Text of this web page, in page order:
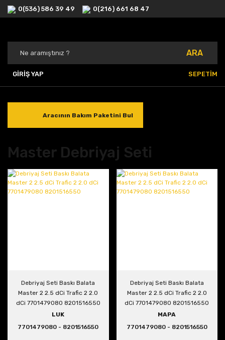
0(536) 586 39 49 0(216) 661 68 47
ARA
GİRİŞ YAP SEPETİM
Aracının Bakım Paketini Bul
Master Debriyaj Seti
Debriyaj Seti Baskı Balata
Master 2 2.5 dCi Trafic 2 2.0
dCi 7701479080 8201516550
LUK
7701479080 - 8201516550
Debriyaj Seti Baskı Balata
Master 2 2.5 dCi Trafic 2 2.0
dCi 7701479080 8201516550
MAPA
7701479080 - 8201516550